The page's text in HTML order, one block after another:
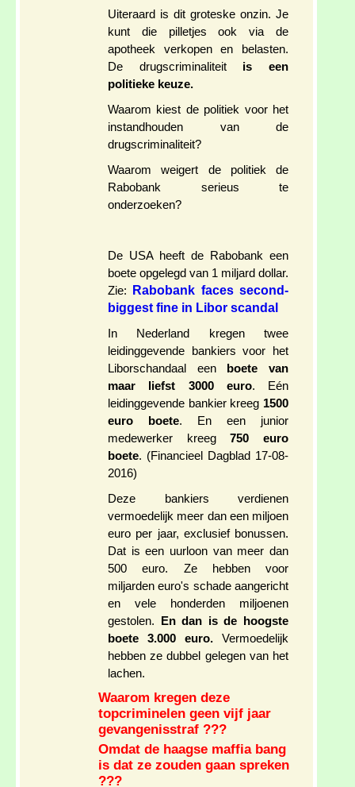
Uiteraard is dit groteske onzin. Je
kunt die pilletjes ook via de
apotheek verkopen en belasten.
De drugscriminaliteit is een
politieke keuze.
Waarom kiest de politiek voor het
instandhouden van de
drugscriminaliteit?
Waarom weigert de politiek de
Rabobank serieus te
onderzoeken?
De USA heeft de Rabobank een
boete opgelegd van 1 miljard dollar.
Zie:
Rabobank faces second-
biggest fine in Libor scandal
In Nederland kregen twee
leidinggevende bankiers voor het
Liborschandaal een
boete van
maar liefst 3000 euro. Eén
leidinggevende bankier kreeg 1500
euro boete. En een junior
medewerker kreeg750 euro
boete. (Financieel Dagblad 17-08-
2016)
Deze bankiers verdienen
vermoedelijk meer dan een miljoen
euro per jaar, exclusief bonussen.
Dat is een uurloon van meer dan
500 euro. Ze hebben voor
miljarden euro's schade aangericht
en vele honderden miljoenen
gestolen.
En dan is de hoogste
boete 3.000 euro. Vermoedelijk
hebben ze dubbel gelegen van het
lachen.
Waarom kregen deze
topcriminelen geen vijf jaar
gevangenisstraf ???
Omdat de haagse maffia bang
is dat ze zouden gaan spreken
???